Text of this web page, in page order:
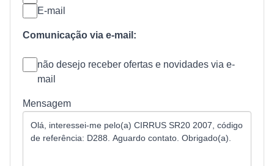
E-mail
Comunicação via e-mail:
não desejo receber ofertas e novidades via e-
mail
Mensagem